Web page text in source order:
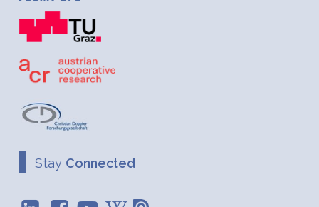
Stay Connected